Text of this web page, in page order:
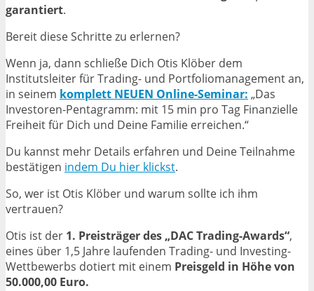
garantiert.
Bereit diese Schritte zu erlernen?
Wenn ja, dann schließe Dich Otis Klöber dem
Institutsleiter für Trading- und Portfoliomanagement an,
in seinem komplett NEUEN Online-Seminar: „Das
Investoren-Pentagramm: mit 15 min pro Tag Finanzielle
Freiheit für Dich und Deine Familie erreichen.“
Du kannst mehr Details erfahren und Deine Teilnahme
bestätigen indem Du hier klickst.
So, wer ist Otis Klöber und warum sollte ich ihm
vertrauen?
Otis ist der 1. Preisträger des „DAC Trading-Awards“,
eines über 1,5 Jahre laufenden Trading- und Investing-
Wettbewerbs dotiert mit einem Preisgeld in Höhe von
50.000,00 Euro.